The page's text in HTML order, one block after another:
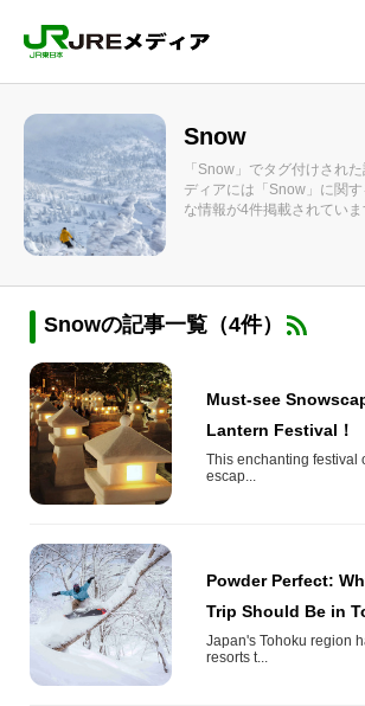
Snow
「Snow」でタグ付けされ
ディアには「Snow」に関
な情報が4件掲載されていま
Snowの記事一覧（4件）
Must-see
Lantern Festival！
This enchanting festival
escap...
Powder Perfect:
Trip Should Be in
Japan's Tohoku region
resorts t...